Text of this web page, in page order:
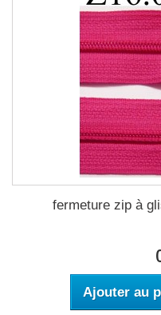
fermeture zip à
Ajouter au